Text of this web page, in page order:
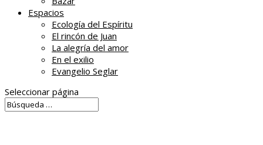
Espacios
Ecología del Espíritu
El rincón de Juan
La alegría del amor
En el exilio
Evangelio Seglar
Seleccionar página